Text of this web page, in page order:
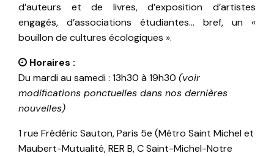
d’auteurs et de livres, d’exposition d’artistes
engagés, d’associations étudiantes… bref, un «
bouillon de cultures écologiques ».
Horaires :
Du mardi au samedi : 13h30 à 19h30 (voir
modifications ponctuelles dans nos dernières
nouvelles)
1 rue Frédéric Sauton, Paris 5e (Métro Saint Michel et
Maubert-Mutualité, RER B, C Saint-Michel-Notre